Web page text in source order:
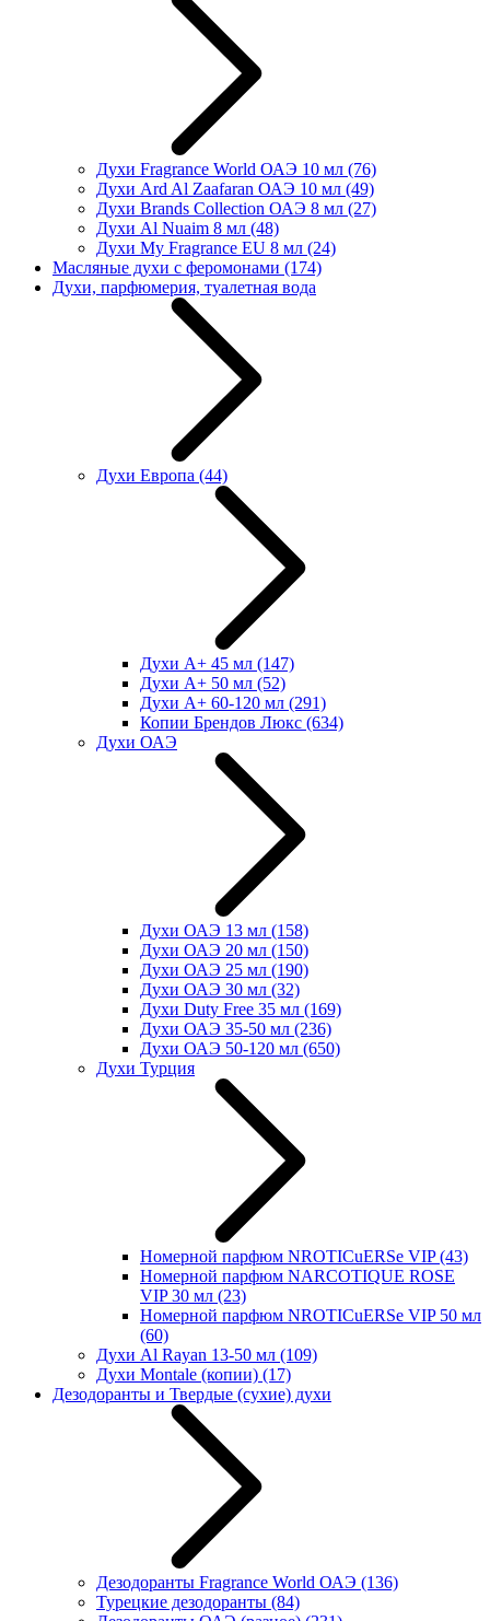
Духи Fragrance World ОАЭ 10 мл (76)
Духи Ard Al Zaafaran ОАЭ 10 мл (49)
Духи Brands Collection ОАЭ 8 мл (27)
Духи Al Nuaim 8 мл (48)
Духи My Fragrance EU 8 мл (24)
Масляные духи с феромонами (174)
Духи, парфюмерия, туалетная вода
Духи Европа (44)
Духи А+ 45 мл (147)
Духи А+ 50 мл (52)
Духи А+ 60-120 мл (291)
Копии Брендов Люкс (634)
Духи ОАЭ
Духи ОАЭ 13 мл (158)
Духи ОАЭ 20 мл (150)
Духи ОАЭ 25 мл (190)
Духи ОАЭ 30 мл (32)
Духи Duty Free 35 мл (169)
Духи ОАЭ 35-50 мл (236)
Духи ОАЭ 50-120 мл (650)
Духи Турция
Номерной парфюм NROTICuERSe VIP(43)
Номерной парфюм NARCOTIQUE ROSE
VIP 30 мл (23)
Номерной парфюм NROTICuERSe VIP 50 мл
(60)
Духи Al Rayan 13-50 мл (109)
Духи Montale (копии) (17)
Дезодоранты и Твердые (сухие) духи
Дезодоранты Fragrance World ОАЭ (136)
Турецкие дезодоранты (84)